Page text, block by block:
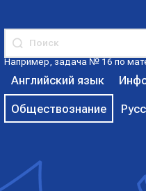
Например, задача № 16 по
Английский язык
Обществознание